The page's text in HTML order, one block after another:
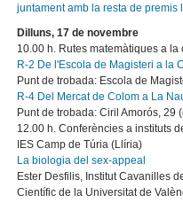
juntament amb la resta de premis
Dilluns, 17 de novembre
10.00 h. Rutes matemàtiques a la
R-2 De l'Escola de Magisteri a la
Punt de trobada: Escola de
R-4 Del Mercat de Colom a La
Punt de trobada: Ciril Amorós, 29
12.00 h. Conferències a instituts
IES Camp de Túria (Llíria)
La biologia del sex-appeal
Ester Desfilis, Institut Cavanilles
Científic de la Universitat de